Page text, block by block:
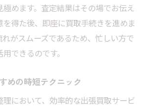
極めます。査定結果はその場でお伝え
を得た後、即座に買取手続きを進めま
れがスムーズであるため、忙しい方で
できるのです。
めの時短テクニック
理において、効率的な出張買取サービ